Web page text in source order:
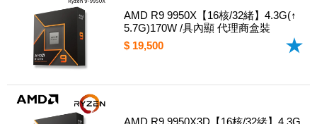
AMD R9 9950X【16核/32緒】4.3G(↑
5.7G)170W /具內顯 代理商盒裝
$ 19,500
AMD R9 9950X3D【16核/32緒】4.3G